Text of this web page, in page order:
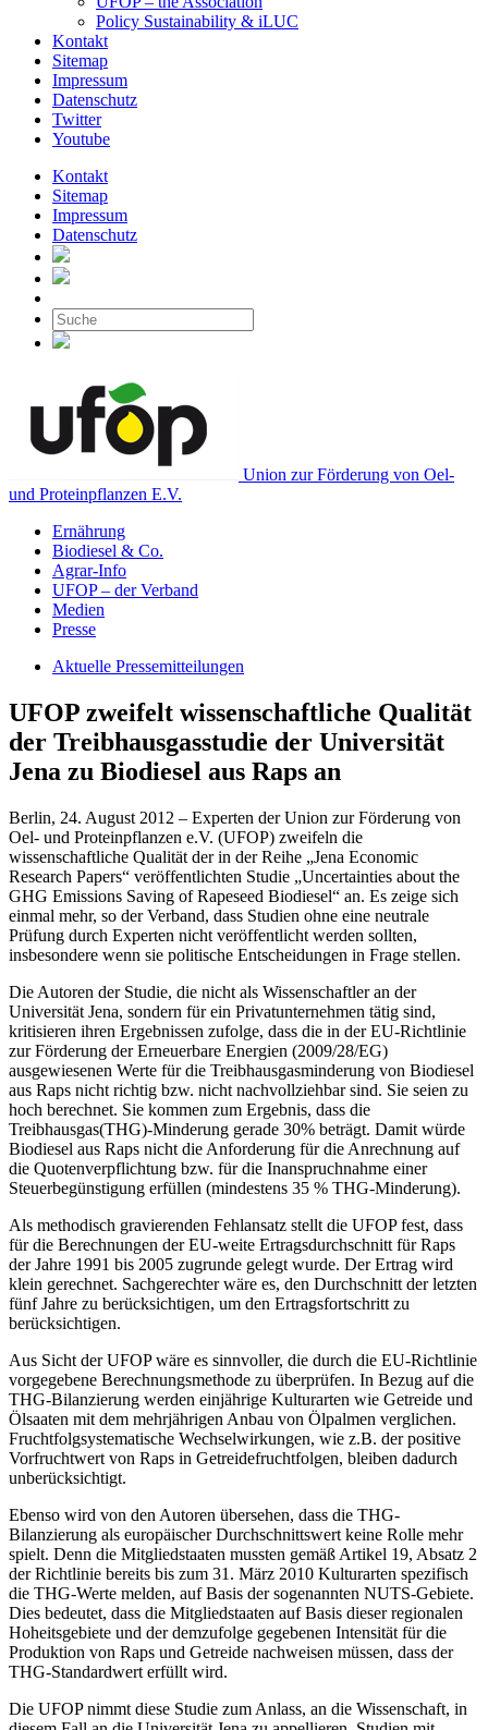
Policy Sustainability & iLUC
Kontakt
Sitemap
Impressum
Datenschutz
Twitter
Youtube
Kontakt
Sitemap
Impressum
Datenschutz
Union zur Förderung von Oel-
und Proteinpflanzen E.V.
Ernährung
Biodiesel & Co.
Agrar-Info
UFOP – der Verband
Medien
Presse
Aktuelle Pressemitteilungen
UFOP zweifelt wissenschaftliche Qualität
der Treibhausgasstudie der Universität
Jena zu Biodiesel aus Raps an
Berlin, 24. August 2012 – Experten der Union zur Förderung von
Oel- und Proteinpflanzen e.V. (UFOP) zweifeln die
wissenschaftliche Qualität der in der Reihe „Jena Economic
Research Papers“ veröffentlichten Studie „Uncertainties about the
GHG Emissions Saving of Rapeseed Biodiesel“ an. Es zeige sich
einmal mehr, so der Verband, dass Studien ohne eine neutrale
Prüfung durch Experten nicht veröffentlicht werden sollten,
insbesondere wenn sie politische Entscheidungen in Frage stellen.
Die Autoren der Studie, die nicht als Wissenschaftler an der
Universität Jena, sondern für ein Privatunternehmen tätig sind,
kritisieren ihren Ergebnissen zufolge, dass die in der EU-Richtlinie
zur Förderung der Erneuerbare Energien (2009/28/EG)
ausgewiesenen Werte für die Treibhausgasminderung von Biodiesel
aus Raps nicht richtig bzw. nicht nachvollziehbar sind. Sie seien zu
hoch berechnet. Sie kommen zum Ergebnis, dass die
Treibhausgas(THG)-Minderung gerade 30% beträgt. Damit würde
Biodiesel aus Raps nicht die Anforderung für die Anrechnung auf
die Quotenverpflichtung bzw. für die Inanspruchnahme einer
Steuerbegünstigung erfüllen (mindestens 35 % THG-Minderung).
Als methodisch gravierenden Fehlansatz stellt die UFOP fest, dass
für die Berechnungen der EU-weite Ertragsdurchschnitt für Raps
der Jahre 1991 bis 2005 zugrunde gelegt wurde. Der Ertrag wird
klein gerechnet. Sachgerechter wäre es, den Durchschnitt der letzten
fünf Jahre zu berücksichtigen, um den Ertragsfortschritt zu
berücksichtigen.
Aus Sicht der UFOP wäre es sinnvoller, die durch die EU-Richtlinie
vorgegebene Berechnungsmethode zu überprüfen. In Bezug auf die
THG-Bilanzierung werden einjährige Kulturarten wie Getreide und
Ölsaaten mit dem mehrjährigen Anbau von Ölpalmen verglichen.
Fruchtfolgsystematische Wechselwirkungen, wie z.B. der positive
Vorfruchtwert von Raps in Getreidefruchtfolgen, bleiben dadurch
unberücksichtigt.
Ebenso wird von den Autoren übersehen, dass die THG-
Bilanzierung als europäischer Durchschnittswert keine Rolle mehr
spielt. Denn die Mitgliedstaaten mussten gemäß Artikel 19, Absatz 2
der Richtlinie bereits bis zum 31. März 2010 Kulturarten spezifisch
die THG-Werte melden, auf Basis der sogenannten NUTS-Gebiete.
Dies bedeutet, dass die Mitgliedstaaten auf Basis dieser regionalen
Hoheitsgebiete und der demzufolge gegebenen Intensität für die
Produktion von Raps und Getreide nachweisen müssen, dass der
THG-Standardwert erfüllt wird.
Die UFOP nimmt diese Studie zum Anlass, an die Wissenschaft, in